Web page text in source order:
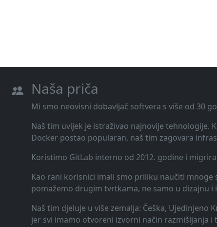
Naša priča
Mi smo neovisni dobavljač softvera s više od 30
Naš tim uvijek je istraživao najnovije tehnologije.
Docker postao popularan, naš tim zagovara
Koristimo GitLab interno od 2012. godine i
Kao rani korisnici imali smo priliku naučiti mnoge
pomažemo drugim tvrtkama, ne samo u dizajnu
Naš tim djeluje u više zemalja: Češka,
jer svi imamo otvoreni izvorni način razmišljanja